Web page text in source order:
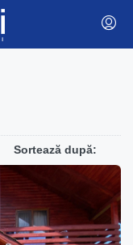
Sortează după: